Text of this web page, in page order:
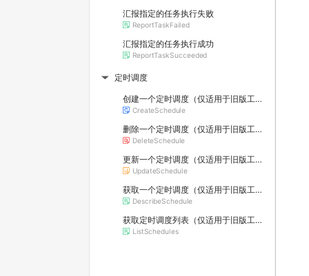
汇报指定的任务执行失败
ReportTaskFailed
汇报指定的任务执行成功
ReportTaskSucceeded
▶ 定时调度
创建一个定时调度（仅适用于旧版工作流）
CreateSchedule
删除一个定时调度（仅适用于旧版工作流）
DeleteSchedule
更新一个定时调度（仅适用于旧版工作流）
UpdateSchedule
获取一个定时调度（仅适用于旧版工作流）
DescribeSchedule
获取定时调度列表（仅适用于旧版工作流）
ListSchedules